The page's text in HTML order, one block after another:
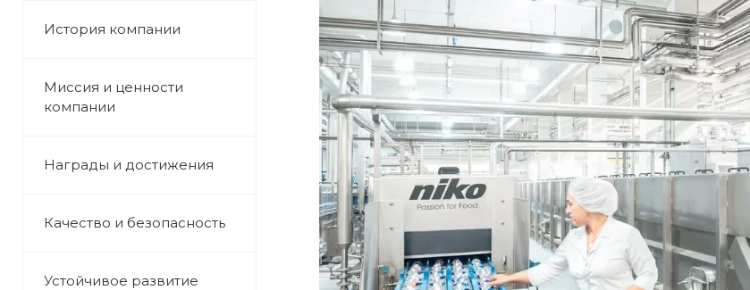
История компании
Миссия и ценности
компании
Награды и достижения
Качество и безопасность
Устойчивое развитие